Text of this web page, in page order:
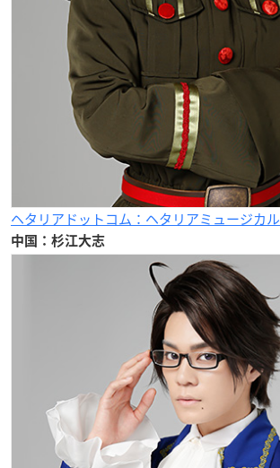
ヘタリアドットコム：ヘタリアミュージカル
中国：杉江大志